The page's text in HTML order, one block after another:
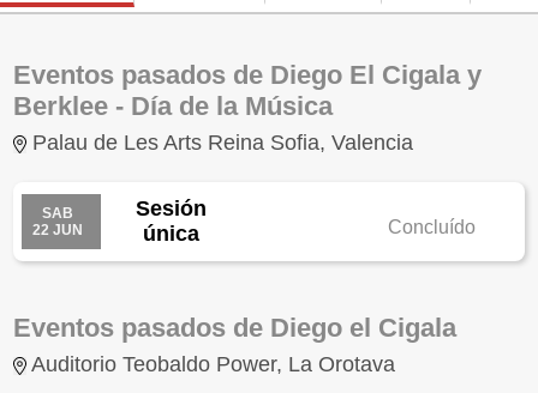
Eventos pasados de Diego El Cigala y
Berklee - Día de la Música
Palau de Les Arts Reina Sofia, Valencia
SAB
22 JUN
Sesión
única
Concluído
Eventos pasados de Diego el Cigala
Auditorio Teobaldo Power, La Orotava